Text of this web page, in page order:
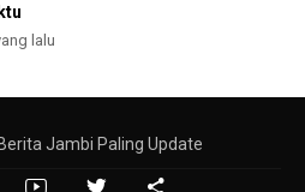
lalu
Jambi Paling Update